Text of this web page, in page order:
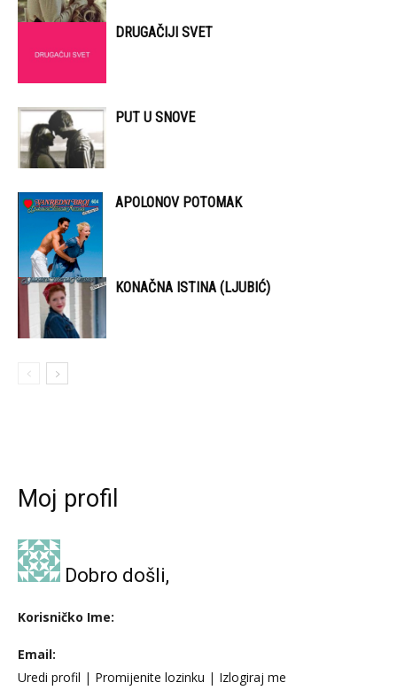
DRUGAČIJI SVET
PUT U SNOVE
APOLONOV POTOMAK
KONAČNA ISTINA (LJUBIĆ)
Moj profil
Dobro došli,
Korisničko Ime:
Email:
Uredi profil | Promijenite lozinku | Izlogiraj me